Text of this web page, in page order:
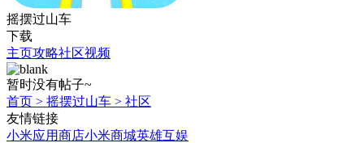
摇摆过山车
下载
主页攻略社区视频
暂时没有帖子~
首页 > 摇摆过山车 > 社区
友情链接
小米应用商店小米商城英雄互娱